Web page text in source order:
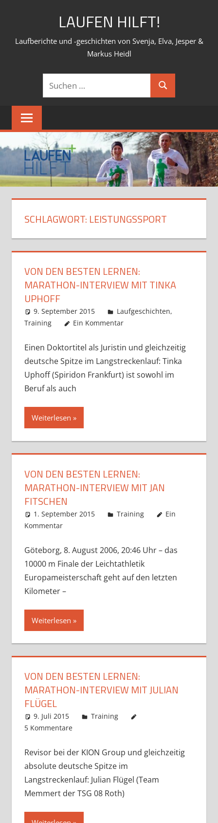
LAUFEN HILFT!
Laufberichte und -geschichten von Svenja, Elva, Jesper &
Markus Heidl
Suchen
nach:
Suchen
SCHLAGWORT: LEISTUNGSSPORT
VON DEN BESTEN LERNEN:
MARATHON-INTERVIEW MIT TINKA
UPHOFF
9. September 2015 Markus
Laufgeschichten,
Training
Ein Kommentar
Einen Doktortitel als Juristin und gleichzeitig
deutsche Spitze im Langstreckenlauf: Tinka
Uphoff (Spiridon Frankfurt) ist sowohl im
Beruf als auch
Weiterlesen
VON DEN BESTEN LERNEN:
MARATHON-INTERVIEW MIT JAN
FITSCHEN
1. September 2015 Markus
Training
Ein
Kommentar
Göteborg, 8. August 2006, 20:46 Uhr – das
10000 m Finale der Leichtathletik
Europameisterschaft geht auf den letzten
Kilometer –
Weiterlesen
VON DEN BESTEN LERNEN:
MARATHON-INTERVIEW MIT JULIAN
FLÜGEL
9. Juli 2015 Markus
Training
5 Kommentare
Revisor bei der KION Group und gleichzeitig
absolute deutsche Spitze im
Langstreckenlauf: Julian Flügel (Team
Memmert der TSG 08 Roth)